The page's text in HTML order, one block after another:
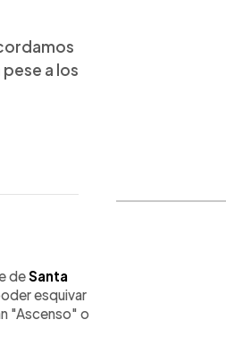
a los
deSanta
esquivar
"Ascenso" o